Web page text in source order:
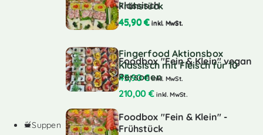
klassisch
45,90€ inkl. MwSt.
Foodbox "Fein & Klein" vegan
45,90€ inkl. MwSt.
Foodbox "Fein & Klein" -
Frühstück
Frühstück
45,90€ inkl. MwSt.
Fingerfood Aktionsbox
Klassisch mit Fleisch für 10
Personen
210,00 € inkl. MwSt.
Suppen